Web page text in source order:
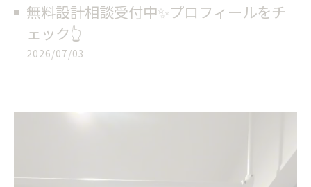
無料設計相談受付中✨プロフィールをチ
ェック👆
2026/07/03